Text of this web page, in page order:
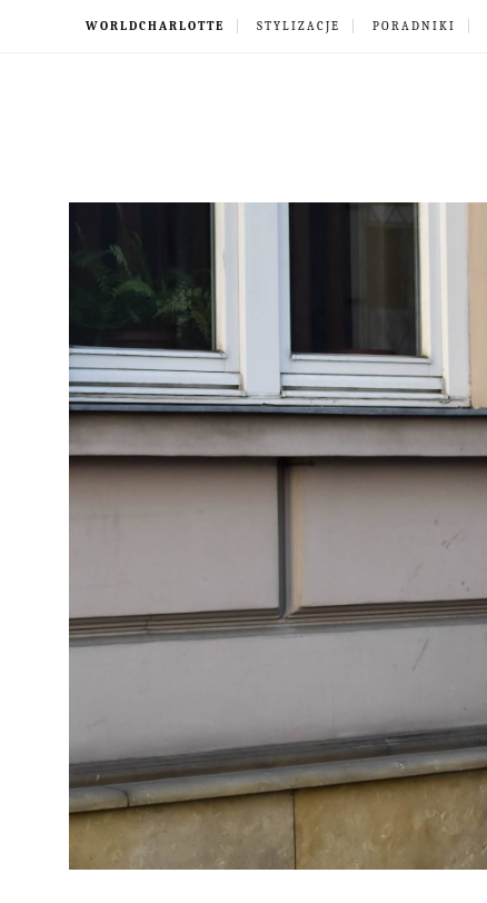
WORLDCHARLOTTE STYLIZACJE PORADNIKI